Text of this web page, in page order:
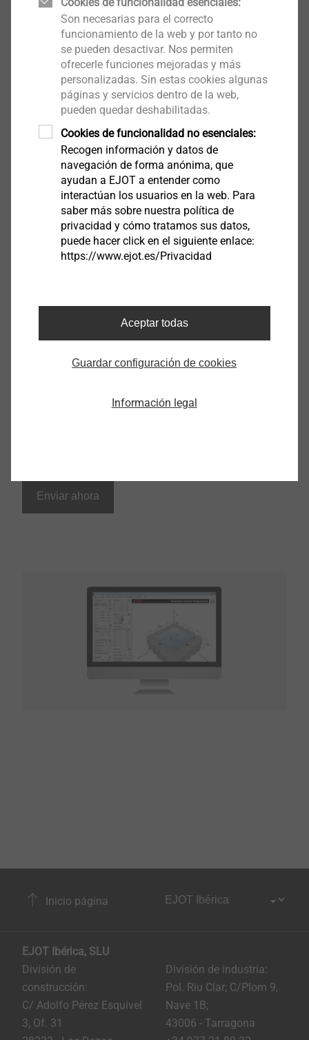
Teléfono
Ciudad
Enviar ahora
Inicio página
EJOT Ibérica, SLU
División de
construcción:
C/ Adolfo Pérez Esquivel
3, Of. 31
División de industria:
Pol. Riu Clar; C/Plom 9,
Nave 1B;
43006 - Tarragona
Son necesarias para el correcto
funcionamiento de la web y por tanto no
se pueden desactivar. Nos permiten
ofrecerle funciones mejoradas y más
personalizadas. Sin estas cookies algunas
páginas y servicios dentro de la web,
pueden quedar deshabilitadas.
Cookies de funcionalidad no esenciales:
Recogen información y datos de
navegación de forma anónima, que
ayudan a EJOT a entender como
interactúan los usuarios en la web. Para
saber más sobre nuestra política de
privacidad y cómo tratamos sus datos,
puede hacer click en el siguiente enlace:
https://www.ejot.es/Privacidad
Aceptar todas
Guardar configuración de cookies
Información legal